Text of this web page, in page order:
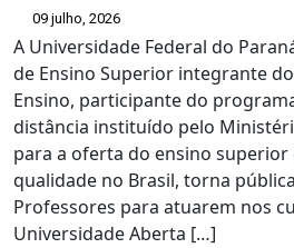
09 julho, 2026
A Universidade Federal do
de Ensino Superior integrante
Ensino, participante do
distância instituído pelo
para a oferta do ensino
qualidade no Brasil, torna
Professores para atuarem nos
Universidade Aberta […]